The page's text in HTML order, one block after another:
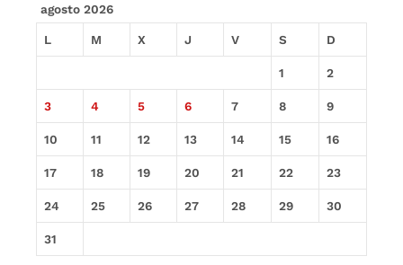
agosto 2026
L M X J V S D
1 2
3 4 5 6 7 8 9
10 11 12 13 14 15 16
17 18 19 20 21 22 23
24 25 26 27 28 29 30
31